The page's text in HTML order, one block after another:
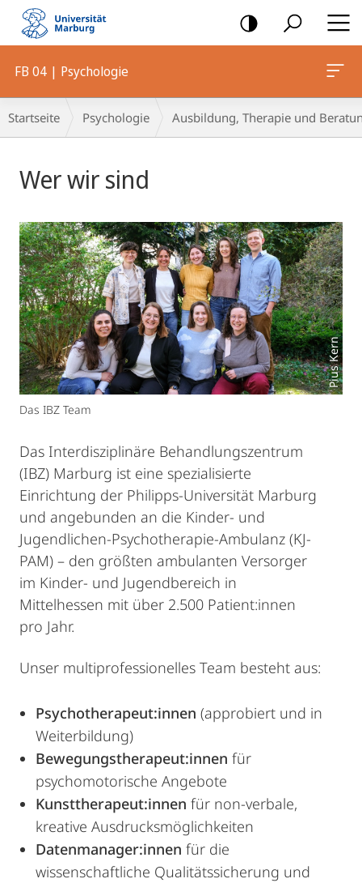
Mobile-
Navigation
FB 04 | Psychologie
Breadcrumb-
Navigation
Startseite Psychologie Ausbildung, Therapie und
Wer wir sind
Pius Kern
Das IBZ Team
Das Interdisziplinäre Behandlungszentrum
(IBZ) Marburg ist eine spezialisierte
Einrichtung der Philipps-Universität Marburg
und angebunden an die Kinder- und
Jugendlichen-Psychotherapie-Ambulanz (KJ-
PAM) – den größten ambulanten Versorger
im Kinder- und Jugendbereich in
Mittelhessen mit über 2.500 Patient:innen
pro Jahr.
Unser multiprofessionelles Team besteht aus:
Psychotherapeut:innen (approbiert und in
Weiterbildung)
Bewegungstherapeut:innen für
psychomotorische Angebote
Kunsttherapeut:innen für non-verbale,
kreative Ausdrucksmöglichkeiten
Datenmanager:innen für die
wissenschaftliche Qualitätssicherung und